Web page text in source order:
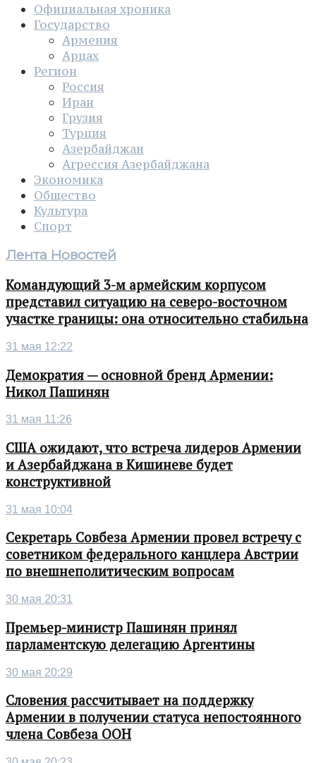
Официальная хроника
Государство
Армения
Арцах
Регион
Россия
Иран
Грузия
Турция
Азербайджан
Агрессия Азербайджана
Экономика
Общество
Культура
Спорт
Лента Новостей
Командующий 3-м армейским корпусом
представил ситуацию на северо-восточном
участке границы: она относительно стабильна
31 мая 12:22
Демократия — основной бренд Армении:
Никол Пашинян
31 мая 11:26
США ожидают, что встреча лидеров Армении
и Азербайджана в Кишиневе будет
конструктивной
31 мая 10:04
Секретарь Совбеза Армении провел встречу с
советником федерального канцлера Австрии
по внешнеполитическим вопросам
30 мая 20:31
Премьер-министр Пашинян принял
парламентскую делегацию Аргентины
30 мая 20:29
Словения рассчитывает на поддержку
Армении в получении статуса непостоянного
члена Совбеза ООН